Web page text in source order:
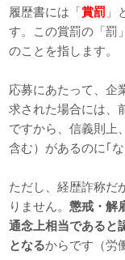
履歴書には「 賞罰 」
す。この賞罰の「罰
のことを指します。
応募にあたって、企
求された場合には、
ですから、信義則上
含む）があるのに｢
ただし、経歴詐称だ
りません。懲戒・解
通念上相当であると
となるからです（労